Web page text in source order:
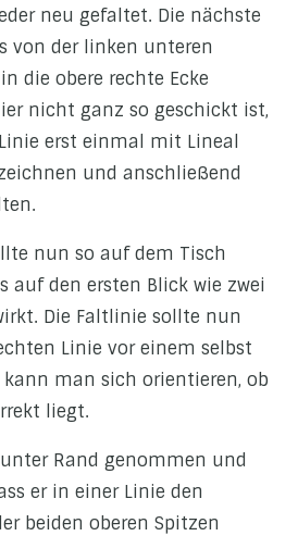
neu gefaltet. Die nächste
von der linken unteren
die obere rechte Ecke
nicht ganz so geschickt ist,
erst einmal mit Lineal
und anschließend
nun so auf dem Tisch
auf den ersten Blick wie zwei
Die Faltlinie sollte nun
Linie vor einem selbst
kann man sich orientieren, ob
liegt.
Rand genommen und
er in einer Linie den
beiden oberen Spitzen